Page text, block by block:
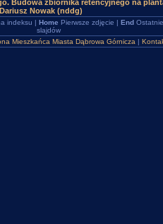
Budowa zbiornika retencyjnego na
Dariusz Nowak (nddg)
indeksu | Home Pierwsze zdjęcie | End
slajdów
Mieszkańca Miasta Dąbrowa Górnicza |